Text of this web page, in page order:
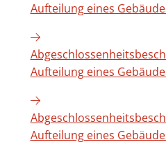
Aufteilung eines
Aufteilung eines
Aufteilung eines